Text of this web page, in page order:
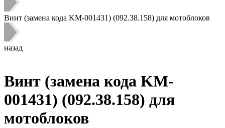
Винт (замена кода KM-001431) (092.38.158) для мотоблоков
назад
Винт (замена кода KM-
001431) (092.38.158) для
мотоблоков